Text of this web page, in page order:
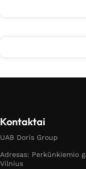
Kontaktai
UAB Doris Group
Adresas: Perkūnkiemio
Vilnius